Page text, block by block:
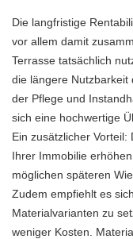
Die langfristige
vor allem damit
Terrasse tatsächlich
die längere Nutzbarkeit
der Pflege und
sich eine hochwertige
Ein zusätzlicher
Ihrer Immobilie
möglichen späteren
Zudem empfiehlt es
Materialvarianten zu
weniger Kosten.